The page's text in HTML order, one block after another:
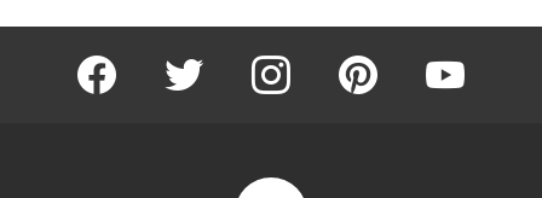
facebook twitter instagram pinterest youtube